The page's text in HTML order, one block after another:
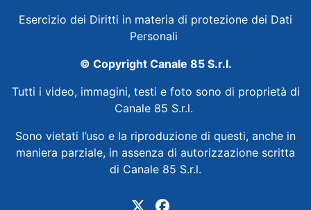
Esercizio dei Diritti in materia di protezione dei Dati
Personali
© Copyright Canale 85 S.r.l.
Tutti i video, immagini, testi e foto sono di proprietà di
Canale 85 S.r.l.
Sono vietati l’uso e la riproduzione di questi, anche in
maniera parziale, in assenza di autorizzazione scritta
di Canale 85 S.r.l.